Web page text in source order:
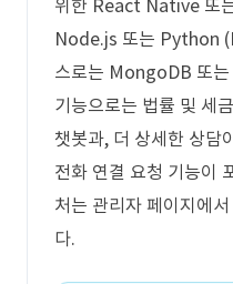
위한 React Native 또
Node.js 또는 Python
스로는 MongoDB 또는
기능으로는 법률 및 세
챗봇과, 더 상세한 상담
전화 연결 요청 기능이
처는 관리자 페이지에
다.